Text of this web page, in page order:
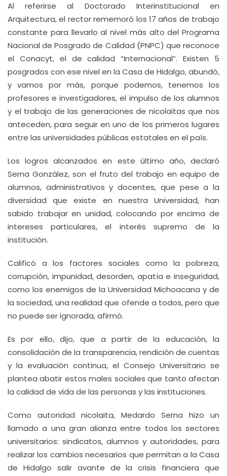
Al referirse al Doctorado Interinstitucional en
Arquitectura, el rector rememoró los 17 años de trabajo
constante para llevarlo al nivel más alto del Programa
Nacional de Posgrado de Calidad (PNPC) que reconoce
el Conacyt, el de calidad “Internacional”. Existen 5
posgrados con ese nivel en la Casa de Hidalgo, abundó,
y vamos por más, porque podemos, tenemos los
profesores e investigadores, el impulso de los alumnos
y el trabajo de las generaciones de nicolaitas que nos
anteceden, para seguir en uno de los primeros lugares
entre las universidades públicas estatales en el país.
Los logros alcanzados en este último año, declaró
Serna González, son el fruto del trabajo en equipo de
alumnos, administrativos y docentes, que pese a la
diversidad que existe en nuestra Universidad, han
sabido trabajar en unidad, colocando por encima de
intereses particulares, el interés supremo de la
institución.
Calificó a los factores sociales como la pobreza,
corrupción, impunidad, desorden, apatía e inseguridad,
como los enemigos de la Universidad Michoacana y de
la sociedad, una realidad que ofende a todos, pero que
no puede ser ignorada, afirmó.
Es por ello, dijo, que a partir de la educación, la
consolidación de la transparencia, rendición de cuentas
y la evaluación continua, el Consejo Universitario se
plantea abatir estos males sociales que tanto afectan
la calidad de vida de las personas y las instituciones.
Como autoridad nicolaita, Medardo Serna hizo un
llamado a una gran alianza entre todos los sectores
universitarios: sindicatos, alumnos y autoridades, para
realizar los cambios necesarios que permitan a la Casa
de Hidalgo salir avante de la crisis financiera que